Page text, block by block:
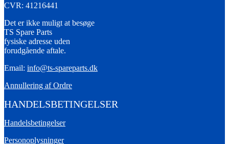
CVR: 41216441
Det er ikke muligt at besøge
TS Spare Parts
fysiske adresse uden
forudgående aftale.
Email: info@ts-spareparts.dk
Annullering af Ordre
HANDELSBETINGELSER
Handelsbetingelser
Personoplysninger